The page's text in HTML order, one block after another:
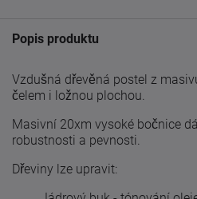
Popis produktu
Vzdušná dřevěná postel z
čelem i ložnou plochou.
Masivní 20xm vysoké bočnice
robustnosti a pevnosti.
Dřeviny lze upravit: